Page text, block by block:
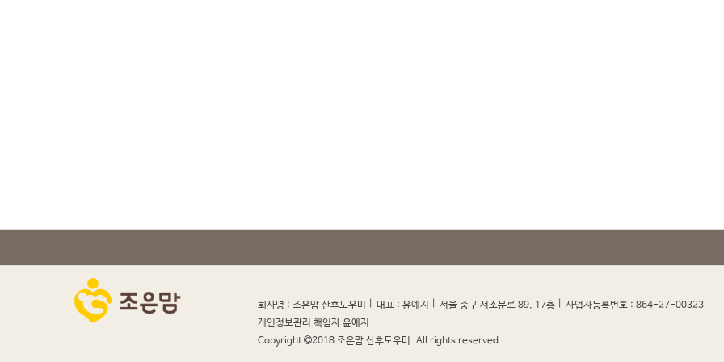
회사명 : 조은맘 산후도우미 대표 : 윤예지 서울 중구 서소문로 89, 17층 사업자등록번호 : 864-27-00323
개인정보관리 책임자 윤예지
Copyright
2018 조은맘 산후도우미. All rights reserved.